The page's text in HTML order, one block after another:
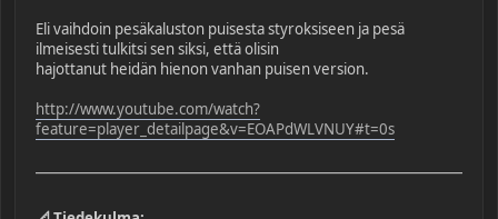
Eli vaihdoin pesäkaluston puisesta styroksiseen ja pesä
ilmeisesti tulkitsi sen siksi, että olisin
hajottanut heidän hienon vanhan puisen version.
http://www.youtube.com/watch?
feature=player_detailpage&v=EOAPdWLVNUY#t=0s